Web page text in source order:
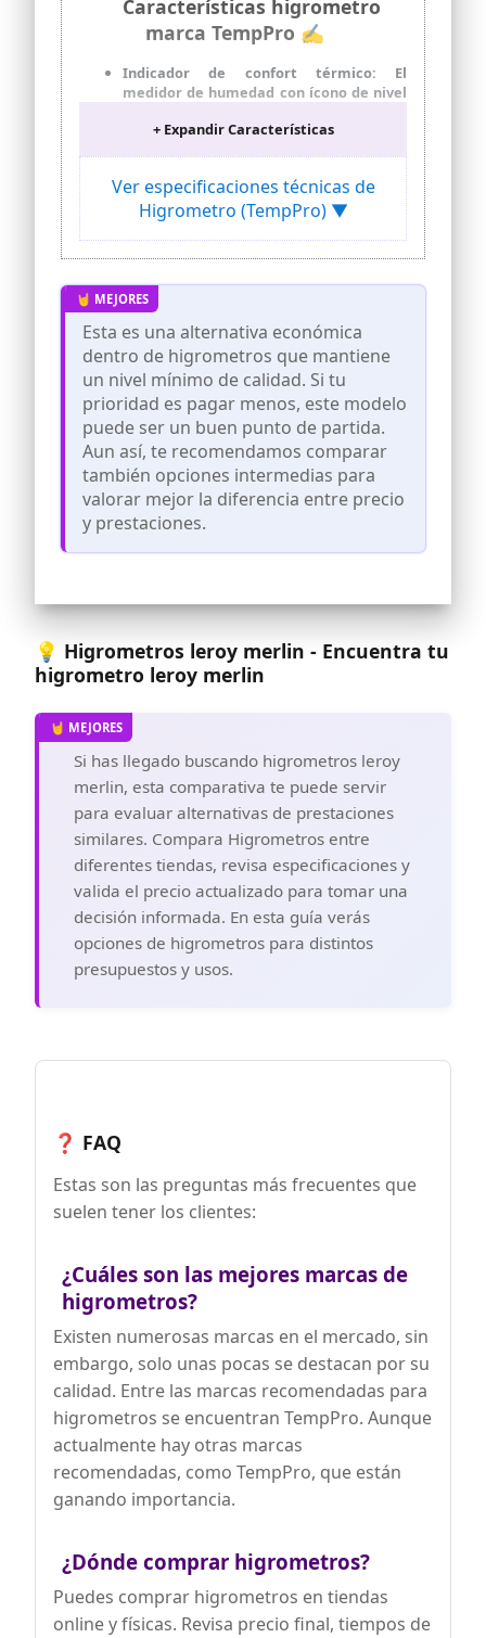
Características higrometro
marca TempPro ✍
Indicador de confort térmico: El
medidor de humedad con ícono de nivel
– SECO/CONFORTABLE/HUMEDO, y este
siempre al tanto de los cambios en tu
hogar con solo un vistazo
Registros máximos y mínimos: El
termómetro higrómetro digital preciso
muestra las más altas y más bajas
termómetro para interiores es muy
preciso, ±1°C y ±2~3% RH (humedad
relativa), lo que lo hace ideal para medir
lecturas fluctuantes, como en un
invernadero
Hogar y ambiente más sanos: El
termohigrómetro con monitor de
temperatura y humedad asegura que el
control adecuado de la humedad en el
interior ofrezca beneficios importantes
para la piel, protección contra los
alergenos y otros beneficios para la
termómetro para refrigerador,
termometro digital casa
Diseño Inteligente: El termómetro
habitación para interiores cuenta con un
soporte de mesa para colocar el monitor
un refrigerador; Selector ° F / ° C;
Alimentado por 1 x pila AAA (incluida)
Registros altos y bajos: El termómetro
digital higrómetro preciso muestra la
temperatura y la humedad altas y bajas,
siempre prepárese para los cambios del
medio ambiente
¡ThermoPro ahora es TempPro! TempPro
mantendrá la misma misión, la misma
estructura operativa y los mismos
productos que ThermoPro; es posible
que reciba un producto con la marca
+ Expandir Características
Ver especificaciones técnicas de
Higrometro (TempPro) ▼
Esta es una alternativa económica
dentro de higrometros que mantiene
un nivel mínimo de calidad. Si tu
prioridad es pagar menos, este modelo
puede ser un buen punto de partida.
Aun así, te recomendamos comparar
también opciones intermedias para
valorar mejor la diferencia entre precio
y prestaciones.
💡 Higrometros leroy merlin - Encuentra tu
higrometro leroy merlin
Si has llegado buscando higrometros leroy
merlin, esta comparativa te puede servir
para evaluar alternativas de prestaciones
similares. Compara Higrometros entre
diferentes tiendas, revisa especificaciones y
valida el precio actualizado para tomar una
decisión informada. En esta guía verás
opciones de higrometros para distintos
presupuestos y usos.
❓ FAQ
Estas son las preguntas más frecuentes que
suelen tener los clientes:
¿Cuáles son las mejores marcas de
higrometros?
Existen numerosas marcas en el mercado, sin
embargo, solo unas pocas se destacan por su
calidad. Entre las marcas recomendadas para
higrometros se encuentran TempPro. Aunque
actualmente hay otras marcas
recomendadas, como TempPro, que están
ganando importancia.
¿Dónde comprar higrometros?
Puedes comprar higrometros en tiendas
online y físicas. Revisa precio final, tiempos de